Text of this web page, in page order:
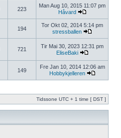
223
Man Aug 10, 2015 11:07 pm
Håvard
194
Tor Okt 02, 2014 5:14 pm
stressballen
721
Tir Mai 30, 2023 12:31 pm
EliseBaki
149
Fre Jan 10, 2014 12:06 am
Hobbykjelleren
Tidssone UTC + 1 time [ DST ]